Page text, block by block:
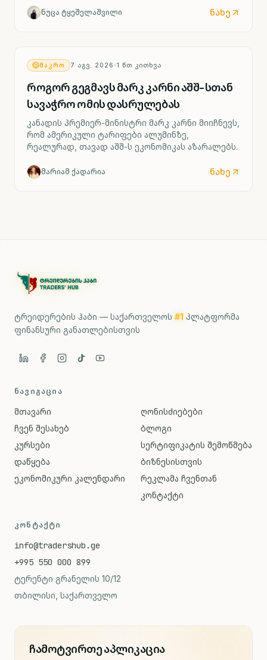
ქარხნის შესაძლო დახურვას ითვალისწინებს.
ნუცა ტყეშელაშვილი ნახე
ᲛᲐᲙᲠᲝ 7 ᲐᲒᲕ. 2026 1 ᲬᲗ ᲙᲘᲗᲮᲕᲐ
როგორ გეგმავს მარკ კარნი აშშ-სთან
სავაჭრო ომის დასრულებას
კანადის პრემიერ-მინისტრი მარკ კარნი მიიჩნევს,
რომ ამერიკული ტარიფები ალუმინზე,
რეალურად, თავად აშშ-ს ეკონომიკას აზარალებს.
მარიამ ქადარია ნახე
ტრეიდერების ჰაბი — საქართველოს #1 პლატფორმა
ფინანსური განათლებისთვის
ᲜᲐᲕᲘᲒᲐᲪᲘᲐ
მთავარი
ჩვენ შესახებ
კურსები
დაწყება
ეკონომიკური კალენდარი
ღონისძიებები
ბლოგი
სერტიფიკატის შემოწმება
ბიზნესისთვის
რეკლამა ჩვენთან
კონტაქტი
ᲙᲝᲜᲢᲐᲥᲢᲘ
info@tradershub.ge
+995 550 000 899
ტერენტი გრანელის 10/12
თბილისი, საქართველო
ჩამოტვირთე აპლიკაცია